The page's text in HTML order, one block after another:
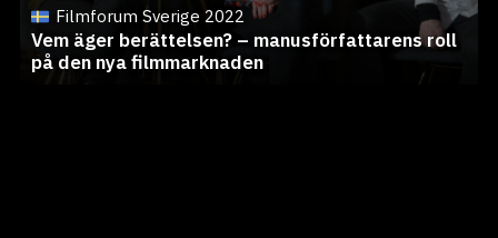
Filmforum Sverige 2022
Vem äger berättelsen? – manusförfattarens roll
på den nya filmmarknaden